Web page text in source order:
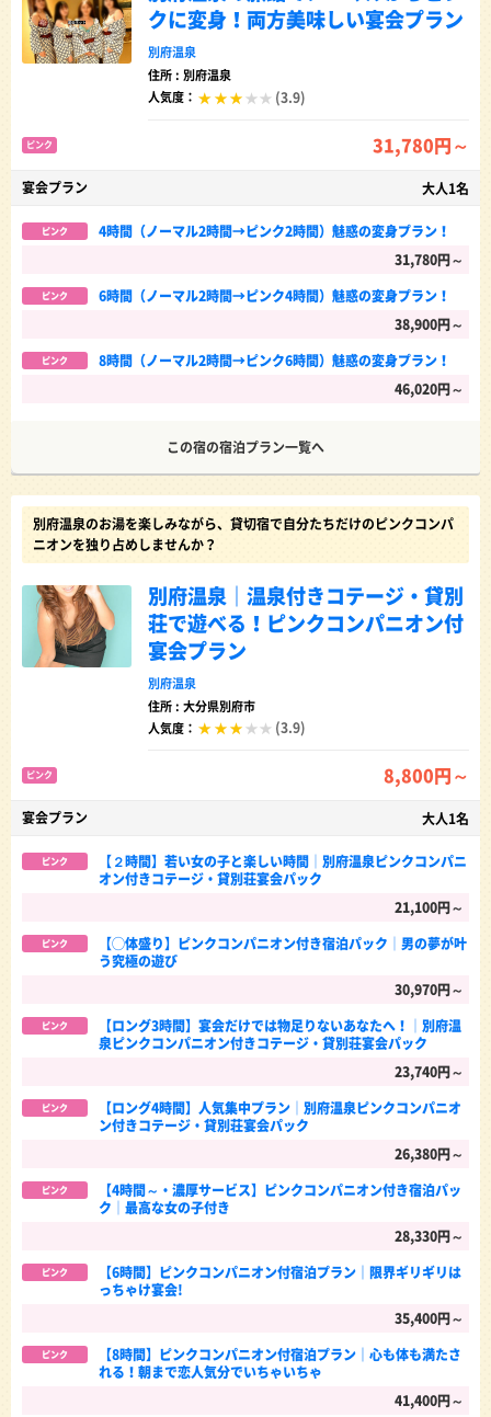
クに変身！両方美味しい宴会プラン
別府温泉
住所 : 別府温泉
人気度：
(3.9)
ピンク 31,780円～
宴会プラン 大人1名
ピンク
4時間（ノーマル2時間→ピンク2時間）魅惑の変身プラン！
31,780円～
ピンク
6時間（ノーマル2時間→ピンク4時間）魅惑の変身プラン！
38,900円～
ピンク
8時間（ノーマル2時間→ピンク6時間）魅惑の変身プラン！
46,020円～
この宿の宿泊プラン一覧へ
別府温泉のお湯を楽しみながら、貸切宿で自分たちだけのピンクコンパ
ニオンを独り占めしませんか？
別府温泉｜温泉付きコテージ・貸別
荘で遊べる！ピンクコンパニオン付
宴会プラン
別府温泉
住所 : 大分県別府市
人気度：
(3.9)
ピンク 8,800円～
宴会プラン 大人1名
ピンク
【２時間】若い女の子と楽しい時間│別府温泉ピンクコンパニ
オン付きコテージ・貸別荘宴会パック
21,100円～
ピンク
【◯体盛り】ピンクコンパニオン付き宿泊パック│男の夢が叶
う究極の遊び
30,970円～
ピンク
【ロング3時間】宴会だけでは物足りないあなたへ！│別府温
泉ピンクコンパニオン付きコテージ・貸別荘宴会パック
23,740円～
ピンク
【ロング4時間】人気集中プラン│別府温泉ピンクコンパニオ
ン付きコテージ・貸別荘宴会パック
26,380円～
ピンク
【4時間～・濃厚サービス】ピンクコンパニオン付き宿泊パッ
ク│最高な女の子付き
28,330円～
ピンク
【6時間】ピンクコンパニオン付宿泊プラン｜限界ギリギリは
っちゃけ宴会!
35,400円～
ピンク
【8時間】ピンクコンパニオン付宿泊プラン｜心も体も満たさ
れる！朝まで恋人気分でいちゃいちゃ
41,400円～